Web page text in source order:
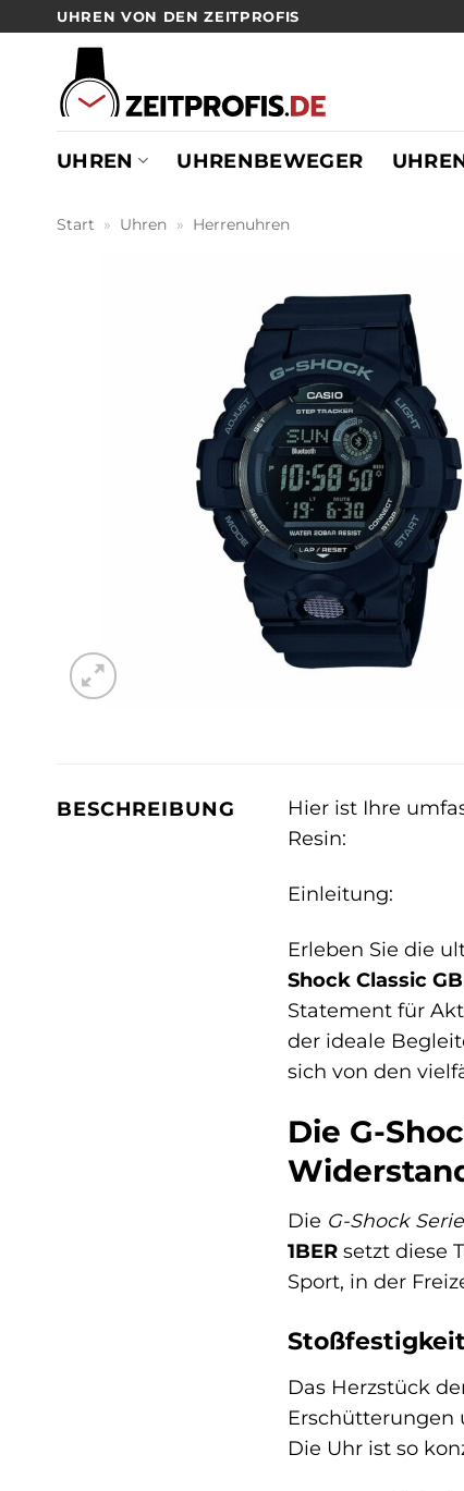
springen
UHREN VON DEN ZEITPROFIS
UHREN UHRENBEWEGER
Start » Uhren » Herrenuhren
BESCHREIBUNG Hier ist Ihre
Resin:
Einleitung:
Erleben Sie die
Shock Classic
Statement für
der ideale
sich von den
Die G-
Die G-Shock
1BERsetzt diese
Sport, in der
Das Herzstück
Erschütterungen
Die Uhr ist so